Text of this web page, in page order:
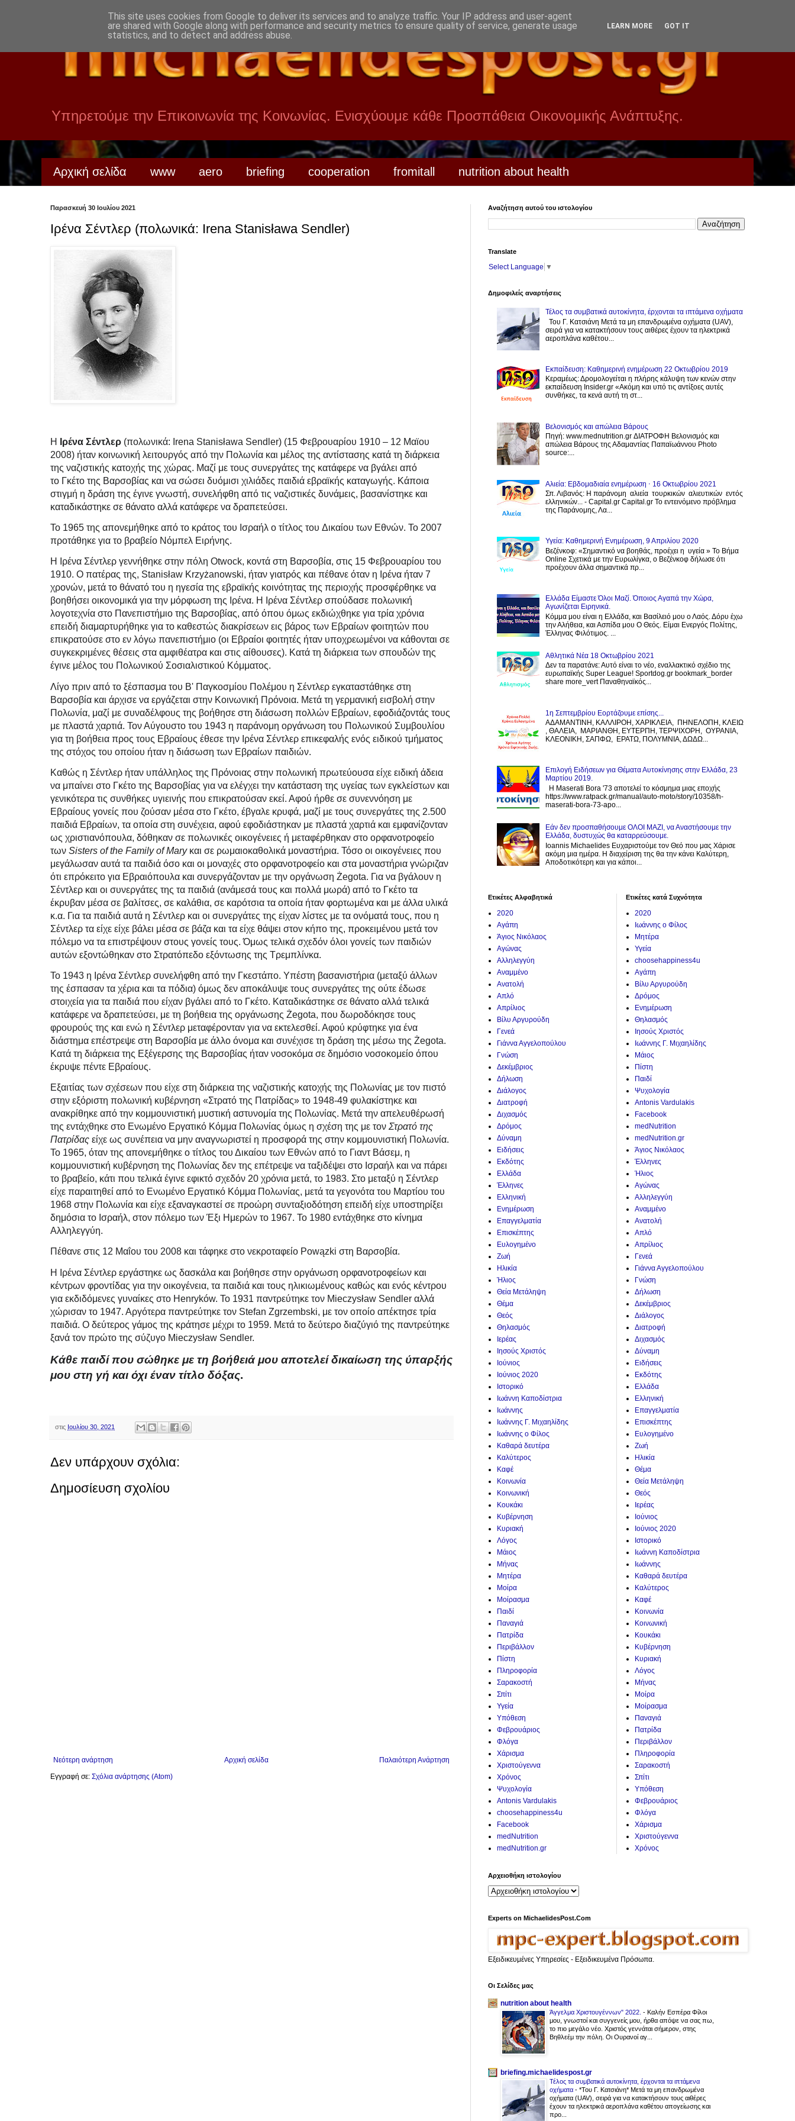
Υπηρετούμε την Επικοινωνία της Κοινωνίας. Ενισχύουμε κάθε Προσπάθεια Οικονομικής Ανάπτυξης.
Αρχική σελίδα www aero briefing cooperation fromitall nutrition about health
Παρασκευή 30 Ιουλίου 2021
Ιρένα Σέντλερ (πολωνικά: Irena Stanisława Sendler‎)
Η Ιρένα Σέντλερ (πολωνικά: Irena Stanisława Sendler‎) (15 Φεβρουαρίου 1910 – 12 Μαϊου
2008) ήταν κοινωνική λειτουργός από την Πολωνία και μέλος της αντίστασης κατά τη διάρκεια
της ναζιστικής κατοχής της χώρας. Μαζί με τους συνεργάτες της κατάφερε να βγάλει από
το Γκέτο της Βαρσοβίας και να σώσει δυόμισι χιλιάδες παιδιά εβραϊκής καταγωγής. Κάποια
στιγμή η δράση της έγινε γνωστή, συνελήφθη από τις ναζιστικές δυνάμεις, βασανίστηκε και
καταδικάστηκε σε θάνατο αλλά κατάφερε να δραπετεύσει.
Το 1965 της απονεμήθηκε από το κράτος του Ισραήλ ο τίτλος του Δικαίου των Εθνών. Το 2007
προτάθηκε για το βραβείο Νόμπελ Ειρήνης.
Η Ιρένα Σέντλερ γεννήθηκε στην πόλη Otwock, κοντά στη Βαρσοβία, στις 15 Φεβρουαρίου του
1910. Ο πατέρας της, Stanisław Krzyżanowski, ήταν γιατρός και πέθανε όταν η Ιρένα ήταν 7
χρονών, μετά το θάνατό του η ηγεσία της εβραϊκής κοινότητας της περιοχής προσφέρθηκε να
βοηθήσει οικονομικά για την μόρφωση της Ιρένα. Η Ιρένα Σέντλερ σπούδασε πολωνική
λογοτεχνία στο Πανεπιστήμιο της Βαρσοβίας, από όπου όμως εκδιώχθηκε για τρία χρόνια
επειδή διαμαρτυρήθηκε για το καθεστώς διακρίσεων εις βάρος των Εβραίων φοιτητών που
επικρατούσε στο εν λόγω πανεπιστήμιο (οι Εβραίοι φοιτητές ήταν υποχρεωμένοι να κάθονται σε
συγκεκριμένες θέσεις στα αμφιθέατρα και στις αίθουσες). Κατά τη διάρκεια των σπουδών της
έγινε μέλος του Πολωνικού Σοσιαλιστικού Κόμματος.
Λίγο πριν από το ξέσπασμα του Β' Παγκοσμίου Πολέμου η Σέντλερ εγκαταστάθηκε στη
Βαρσοβία και άρχισε να εργάζεται στην Κοινωνική Πρόνοια. Μετά τη γερμανική εισβολή στην
Πολωνία, μαζί με συναδέλφους της βοήθησε στη διάσωση πολλών Εβραίων, εφοδιάζοντάς τους
με πλαστά χαρτιά. Τον Αύγουστο του 1943 η παράνομη οργάνωση του Πολωνικού Συμβουλίου
για τη βοήθεια προς τους Εβραίους έθεσε την Ιρένα Σέντλερ επικεφαλής ενός ειδικού τμήματος
της στόχος του οποίου ήταν η διάσωση των Εβραίων παιδιών.
Καθώς η Σέντλερ ήταν υπάλληλος της Πρόνοιας στην πολωνική πρωτεύουσα είχε ειδική άδεια
να μπαίνει στο Γκέτο της Βαρσοβίας για να ελέγχει την κατάσταση της υγείας των εγκλείστων και
γενικότερα τις συνθήκες υγιεινής που επικρατούσαν εκεί. Αφού ήρθε σε συνεννόηση με
Εβραίους γονείς που ζούσαν μέσα στο Γκέτο, έβγαλε κρυφά, μαζί με τους συνεργάτες της 2.500
παιδιά Εβραίων, τα οποία στη συνέχεια, αφού εφοδιάστηκαν με πλαστά χαρτιά και εμφανίζονταν
ως χριστιανόπουλα, δόθηκαν σε πολωνικές οικογένειες ή μεταφέρθηκαν στο ορφανοτροφείο
των Sisters of the Family of Maryκαι σε ρωμαιοκαθολικά μοναστήρια. Τόσο οι οικογένειες που
μεγάλωσαν αυτά τα παιδιά όσο και οι μοναχές στο ορφανοτροφείο και στα μοναστήρια γνώριζαν
ότι επρόκειτο για Εβραιόπουλα και συνεργάζονταν με την οργάνωση Żegota. Για να βγάλουν η
Σέντλερ και οι συνεργάτες της τα παιδιά (ανάμεσά τους και πολλά μωρά) από το Γκέτο τα
έκρυβαν μέσα σε βαλίτσες, σε καλάθια, σε καρότσια τα οποία ήταν φορτωμένα και με άλλα υλικά
κ.α. Για τα παιδιά αυτά η Σέντλερ και οι συνεργάτες της είχαν λίστες με τα ονόματά τους, που η
Σέντλερ τα είχε είχε βάλει μέσα σε βάζα και τα είχε θάψει στον κήπο της, προκειμένου μετά τον
πόλεμο να τα επιστρέψουν στους γονείς τους. Όμως τελικά σχεδόν όλοι γονείς των παιδιών
αυτών εξοντώθηκαν στο Στρατόπεδο εξόντωσης της Τρεμπλίνκα.
Το 1943 η Ιρένα Σέντλερ συνελήφθη από την Γκεστάπο. Υπέστη βασανιστήρια (μεταξύ άλλων
της έσπασαν τα χέρια και τα πόδια) όμως δεν αποκάλυψε τους συνεργάτες της ούτε έδωσε
στοιχεία για τα παιδιά που είχαν βγάλει από το Γκέτο. Καταδικάστηκε σε θάνατο αλλά τελικά
κατάφερε να δραπετεύσει, με τη βοήθεια της οργάνωσης Żegota, που δωροδόκησε τους
φρουρούς της και ενώ η Σέντλερ μεταφέρονταν για να εκτελεσθεί. Αφού κρύφτηκε για ένα
διάστημα επέστρεψε στη Βαρσοβία με άλλο όνομα και συνέχισε τη δράση της μέσω της Żegota.
Κατά τη διάρκεια της Εξέγερσης της Βαρσοβίας ήταν νοσοκόμα σε δημόσιο νοσοκομείο όπου
έκρυψε πέντε Εβραίους.
Εξαιτίας των σχέσεων που είχε στη διάρκεια της ναζιστικής κατοχής της Πολωνίας με τον πιστό
στην εξόριστη πολωνική κυβέρνηση «Στρατό της Πατρίδας» το 1948-49 φυλακίστηκε και
ανακρίθηκε από την κομμουνιστική μυστική αστυνομία της Πολωνίας. Μετά την απελευθέρωσή
της εντάχθηκε στο Ενωμένο Εργατικό Κόμμα Πολωνίας όμως η σχέση της με τον Στρατό της
Πατρίδας είχε ως συνέπεια να μην αναγνωριστεί η προσφορά της στην κομμουνιστική Πολωνία.
Το 1965, όταν της απονεμήθηκε ο τίτλος του Δικαίου των Εθνών από το Γιαντ Βάσεμ, η
κομμουνιστική κυβέρνηση της Πολωνίας δεν της επέτρεψε να ταξιδέψει στο Ισραήλ και να πάρει
το βραβείο, κάτι που τελικά έγινε εφικτό σχεδόν 20 χρόνια μετά, το 1983. Στο μεταξύ η Σέντλερ
είχε παραιτηθεί από το Ενωμένο Εργατικό Κόμμα Πολωνίας, μετά τα γεγονότα του Μαρτίου του
1968 στην Πολωνία και είχε εξαναγκαστεί σε προώρη συνταξιοδότηση επειδή είχε υποστηρίξει
δημόσια το Ισραήλ, στον πόλεμο των Έξι Ημερών το 1967. Το 1980 εντάχθηκε στο κίνημα
Αλληλεγγύη.
Πέθανε στις 12 Μαΐου του 2008 και τάφηκε στο νεκροταφείο Powązki στη Βαρσοβία.
Η Ιρένα Σέντλερ εργάστηκε ως δασκάλα και βοήθησε στην οργάνωση ορφανοτροφείων και
κέντρων φροντίδας για την οικογένεια, τα παιδιά και τους ηλικιωμένους καθώς και ενός κέντρου
για εκδιδόμενες γυναίκες στο Henryków. Το 1931 παντρεύτηκε τον Mieczysław Sendler αλλά
χώρισαν το 1947. Αργότερα παντρεύτηκε τον Stefan Zgrzembski, με τον οποίο απέκτησε τρία
παιδιά. Ο δεύτερος γάμος της κράτησε μέχρι το 1959. Μετά το δεύτερο διαζύγιό της παντρεύτηκε
ξανά τον πρώτο της σύζυγο Mieczysław Sendler.
Κάθε παιδί που σώθηκε με τη βοήθειά μου αποτελεί δικαίωση της ύπαρξής
μου στη γή και όχι έναν τίτλο δόξας.
στις Ιουλίου 30, 2021
Δεν υπάρχουν σχόλια:
Δημοσίευση σχολίου
Νεότερη ανάρτηση Παλαιότερη Ανάρτηση
Αρχική σελίδα
Εγγραφή σε: Σχόλια ανάρτησης (Atom)
Αναζήτηση αυτού του ιστολογίου
Translate
Select Language ▼
Δημοφιλείς αναρτήσεις
Τέλος τα συμβατικά αυτοκίνητα, έρχονται τα ιπτάμενα οχήματα
Του Γ. Κατσιάνη Μετά τα μη επανδρωμένα οχήματα (UAV),
σειρά για να κατακτήσουν τους αιθέρες έχουν τα ηλεκτρικά
αεροπλάνα καθέτου...
Εκπαίδευση: Καθημερινή ενημέρωση 22 Οκτωβρίου 2019
Κεραμέως: Δρομολογείται η πλήρης κάλυψη των κενών στην
εκπαίδευση Insider.gr «Ακόμη και υπό τις αντίξοες αυτές
συνθήκες, τα κενά αυτή τη στ...
Βελονισμός και απώλεια Βάρους
Πηγή: www.mednutrition.gr ΔΙΑΤΡΟΦΗ Βελονισμός και
απώλεια Βάρους της Αδαμαντίας Παπαϊωάννου Photo
source:...
Αλιεία: Εβδομαδιαία ενημέρωση ⋅ 16 Οκτωβρίου 2021
Σπ. Λιβανός: Η παράνομη αλιεία τουρκικών αλιευτικών εντός
ελληνικών... - Capital.gr Capital.gr Το εντεινόμενο πρόβλημα
της Παράνομης, Λα...
Υγεία: Καθημερινή Ενημέρωση, 9 Απριλίου 2020
Βεζένκοφ: «Σημαντικό να βοηθάς, προέχει η υγεία » Το Βήμα
Online Σχετικά με την Ευρωλίγκα, ο Βεζένκοφ δήλωσε ότι
προέχουν άλλα σημαντικά πρ...
Ελλάδα Είμαστε Όλοι Μαζί. Όποιος Αγαπά την Χώρα,
Αγωνίζεται Ειρηνικά.
Κόμμα μου είναι η Ελλάδα, και Βασίλειό μου ο Λαός. Δόρυ έχω
την Αλήθεια, και Ασπίδα μου Ο Θεός. Είμαι Ενεργός Πολίτης,
Έλληνας Φιλότιμος. ...
Αθλητικά Νέα 18 Οκτωβρίου 2021
Δεν τα παρατάνε: Αυτό είναι το νέο, εναλλακτικό σχέδιο της
ευρωπαϊκής Super League! Sportdog.gr bookmark_border
share more_vert Παναθηναϊκός...
1η Σεπτεμβρίου Εορτάζουμε επίσης...
ΑΔΑΜΑΝΤΙΝΗ, ΚΑΛΛΙΡΟΗ, ΧΑΡΙΚΛΕΙΑ, ΠΗΝΕΛΟΠΗ, ΚΛΕΙΩ
, ΘΑΛΕΙΑ, ΜΑΡΙΑΝΘΗ, ΕΥΤΕΡΠΗ, ΤΕΡΨΙΧΟΡΗ, ΟΥΡΑΝΙΑ,
ΚΛΕΟΝΙΚΗ, ΣΑΠΦΩ, ΕΡΑΤΩ, ΠΟΛΥΜΝΙΑ, ΔΩΔΩ...
Επιλογή Ειδήσεων για Θέματα Αυτοκίνησης στην Ελλάδα, 23
Μαρτίου 2019.
H Maserati Bora '73 αποτελεί το κόσμημα μιας εποχής
https://www.ratpack.gr/manual/auto-moto/story/10358/h-
maserati-bora-73-apo...
Εάν δεν προσπαθήσουμε ΟΛΟΙ ΜΑΖΙ, να Αναστήσουμε την
Ελλάδα, δυστυχώς θα καταρρεύσουμε.
Ioannis Michaelides Ευχαριστούμε τον Θεό που μας Χάρισε
ακόμη μια ημέρα. Η διαχείριση της θα την κάνει Καλύτερη,
Αποδοτικότερη και για κάποι...
Ετικέτες Αλφαβητικά
2020
Αγάπη
Άγιος Νικόλαος
Αγώνας
Αλληλεγγύη
Αναμμένο
Ανατολή
Απλό
Απρίλιος
Βίλυ Αργυρούδη
Γενεά
Γιάννα Αγγελοπούλου
Γνώση
Δεκέμβριος
Δήλωση
Διάλογος
Διατροφή
Διχασμός
Δρόμος
Δύναμη
Ειδήσεις
Εκδότης
Ελλάδα
Έλληνες
Ελληνική
Ενημέρωση
Επαγγελματία
Επισκέπτης
Ευλογημένο
Ζωή
Ηλικία
Ήλιος
Θεία Μετάληψη
Θέμα
Θεός
Θηλασμός
Ιερέας
Ιησούς Χριστός
Ιούνιος
Ιούνιος 2020
Ιστορικό
Ιωάννη Καποδίστρια
Ιωάννης
Ιωάννης Γ. Μιχαηλίδης
Ιωάννης ο Φίλος
Καθαρά δευτέρα
Καλύτερος
Καφέ
Κοινωνία
Κοινωνική
Κουκάκι
Κυβέρνηση
Κυριακή
Λόγος
Μάιος
Μήνας
Μητέρα
Μοίρα
Μοίρασμα
Παιδί
Παναγιά
Πατρίδα
Περιβάλλον
Πίστη
Πληροφορία
Σαρακοστή
Σπίτι
Υγεία
Υπόθεση
Φεβρουάριος
Φλόγα
Χάρισμα
Χριστούγεννα
Χρόνος
Ψυχολογία
Antonis Vardulakis
choosehappiness4u
Facebook
medNutrition
medNutrition.gr
Ετικέτες κατά Συχνότητα
2020
Ιωάννης ο Φίλος
Μητέρα
Υγεία
choosehappiness4u
Αγάπη
Βίλυ Αργυρούδη
Δρόμος
Ενημέρωση
Θηλασμός
Ιησούς Χριστός
Ιωάννης Γ. Μιχαηλίδης
Μάιος
Πίστη
Παιδί
Ψυχολογία
Antonis Vardulakis
Facebook
medNutrition
medNutrition.gr
Άγιος Νικόλαος
Έλληνες
Ήλιος
Αγώνας
Αλληλεγγύη
Αναμμένο
Ανατολή
Απλό
Απρίλιος
Γενεά
Γιάννα Αγγελοπούλου
Γνώση
Δήλωση
Δεκέμβριος
Διάλογος
Διατροφή
Διχασμός
Δύναμη
Ειδήσεις
Εκδότης
Ελλάδα
Ελληνική
Επαγγελματία
Επισκέπτης
Ευλογημένο
Ζωή
Ηλικία
Θέμα
Θεία Μετάληψη
Θεός
Ιερέας
Ιούνιος
Ιούνιος 2020
Ιστορικό
Ιωάννη Καποδίστρια
Ιωάννης
Καθαρά δευτέρα
Καλύτερος
Καφέ
Κοινωνία
Κοινωνική
Κουκάκι
Κυβέρνηση
Κυριακή
Λόγος
Μήνας
Μοίρα
Μοίρασμα
Παναγιά
Πατρίδα
Περιβάλλον
Πληροφορία
Σαρακοστή
Σπίτι
Υπόθεση
Φεβρουάριος
Φλόγα
Χάρισμα
Χριστούγεννα
Χρόνος
Αρχειοθήκη ιστολογίου
Experts on MichaelidesPost.Com
Εξειδικευμένες Υπηρεσίες - Εξειδικευμένα Πρόσωπα.
Οι Σελίδες μας
nutrition about health
Άγγελμα Χριστουγέννων" 2022. - Καλήν Εσπέρα Φίλοι
μου, γνωστοί και συγγενείς μου, ήρθα απόψε να σας πω,
το πιο μεγάλο νέο. Χριστός γεννάται σήμερον, στης
Βηθλεέμ την πόλη. Οι Ουρανοί αγ...
briefing.michaelidespost.gr
Τέλος τα συμβατικά αυτοκίνητα, έρχονται τα ιπτάμενα
οχήματα - *Του Γ. Κατσιάνη* Μετά τα μη επανδρωμένα
οχήματα (UAV), σειρά για να κατακτήσουν τους αιθέρες
έχουν τα ηλεκτρικά αεροπλάνα καθέτου απογείωσης και
προ...
This site uses cookies from Google to deliver its services and to analyze traffic. Your IP address and user-agent
are shared with Google along with performance and security metrics to ensure quality of service, generate usage
statistics, and to detect and address abuse.
LEARN MORE GOT IT